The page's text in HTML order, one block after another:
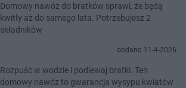
Domowy nawóz do bratków sprawi, że będą
kwitły aż do samego lata. Potrzebujesz 2
składników
dodano 11-4-2026
Rozpuść w wodzie i podlewaj bratki. Ten
domowy nawóz to gwarancja wysypu kwiatów